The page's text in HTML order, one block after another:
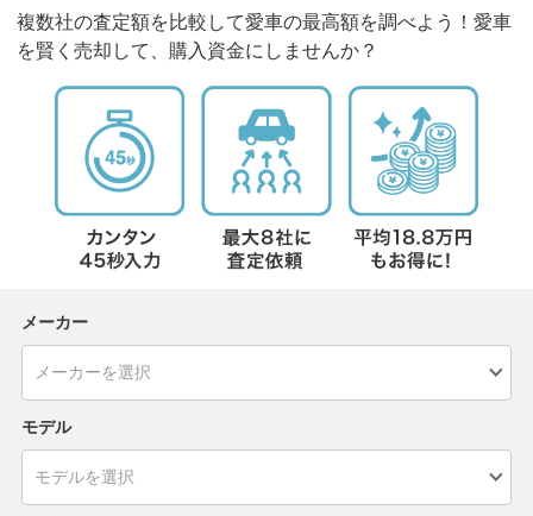
複数社の査定額を比較して愛車の最高額を調べよう！愛車
を賢く売却して、購入資金にしませんか？
メーカー
モデル